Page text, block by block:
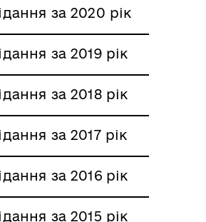
за 2020 рік
за 2019 рік
за 2018 рік
за 2017 рік
за 2016 рік
за 2015 рік